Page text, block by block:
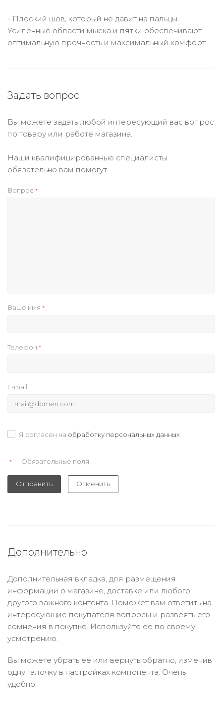
- Плоский шов, который не давит на пальцы.
Усиленные области мыска и пятки обеспечивают
оптимальную прочность и максимальный комфорт.
Задать вопрос
Вы можете задать любой интересующий вас вопрос
по товару или работе магазина.
Наши квалифицированные специалисты
обязательно вам помогут.
Вопрос *
Ваше имя *
Телефон *
E-mail
Я согласен на обработку персональных данных
* — Обязательные поля
Отправить Отменить
Дополнительно
Дополнительная вкладка, для размещения
информации о магазине, доставке или любого
другого важного контента. Поможет вам ответить на
интересующие покупателя вопросы и развеять его
сомнения в покупке. Используйте её по своему
усмотрению.
Вы можете убрать её или вернуть обратно, изменив
одну галочку в настройках компонента. Очень
удобно.